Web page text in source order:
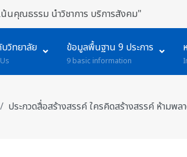
นคุณธรรม นำวิชาการ บริการสังคม"
วิทยาลัย ข้อมูลพื้นฐาน 9 ประการ
9 basic information
ประกวดสื่อสร้างสรรค์ ใครคิดสร้างสรรค์ ห้ามพล